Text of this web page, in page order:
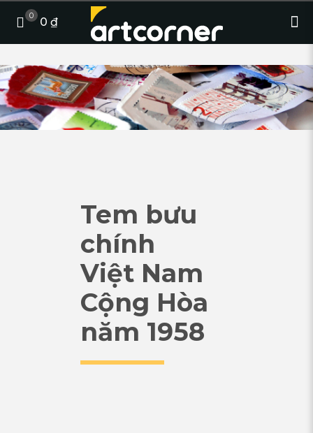
0 0 ₫
Tem bưu
chính
Việt Nam
Cộng Hòa
năm 1958